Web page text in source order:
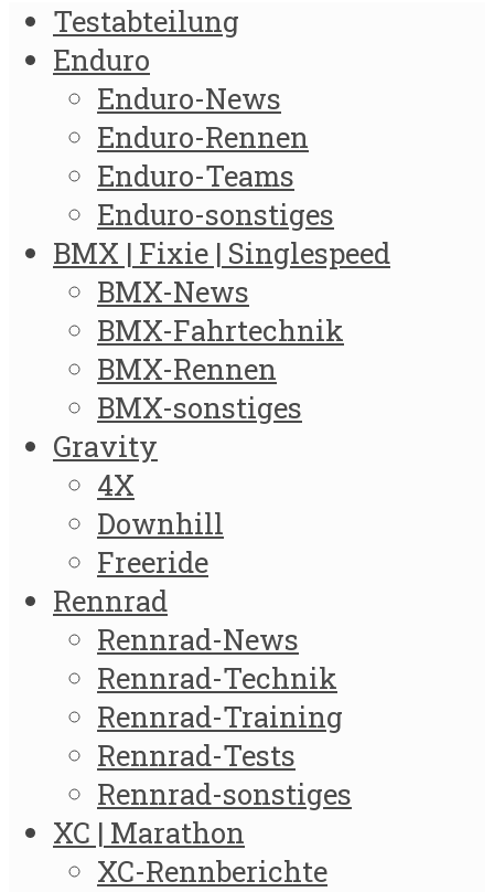
Testabteilung
Enduro
Enduro-News
Enduro-Rennen
Enduro-Teams
Enduro-sonstiges
BMX | Fixie | Singlespeed
BMX-News
BMX-Fahrtechnik
BMX-Rennen
BMX-sonstiges
Gravity
4X
Downhill
Freeride
Rennrad
Rennrad-News
Rennrad-Technik
Rennrad-Training
Rennrad-Tests
Rennrad-sonstiges
XC | Marathon
XC-Rennberichte